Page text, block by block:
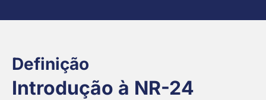
Definição
Introdução à NR-24